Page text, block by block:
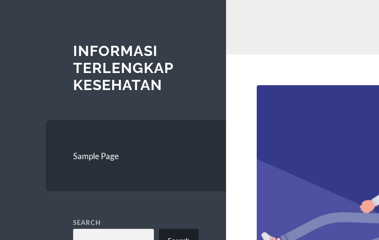
INFORMASI
TERLENGKAP
KESEHATAN
Sample Page
SEARCH